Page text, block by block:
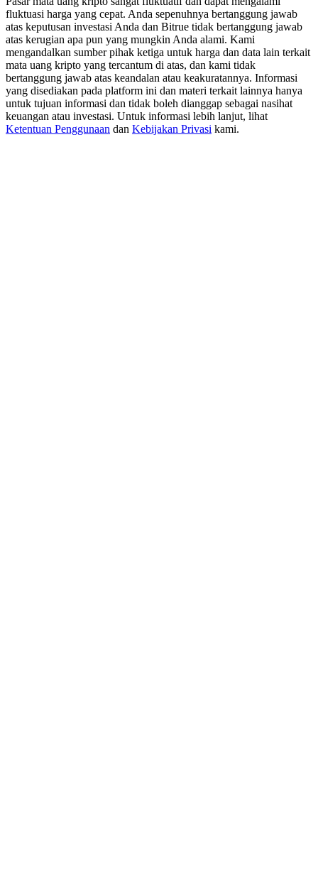
Precious Metals Trading Carnival
Trade Gold & Silver · 33,333 USDT Bonus
USDT New User Exclusive 10% APR
USDT Flexible Staking | Daily Rewards
fluktuasi harga yang cepat. Anda sepenuhnya bertanggung jawab
atas keputusan investasi Anda dan Bitrue tidak bertanggung jawab
atas kerugian apa pun yang mungkin Anda alami. Kami
mengandalkan sumber pihak ketiga untuk harga dan data lain terkait
mata uang kripto yang tercantum di atas, dan kami tidak
bertanggung jawab atas keandalan atau keakuratannya. Informasi
yang disediakan pada platform ini dan materi terkait lainnya hanya
untuk tujuan informasi dan tidak boleh dianggap sebagai nasihat
keuangan atau investasi. Untuk informasi lebih lanjut, lihat
Ketentuan Penggunaan dan Kebijakan Privasi kami.